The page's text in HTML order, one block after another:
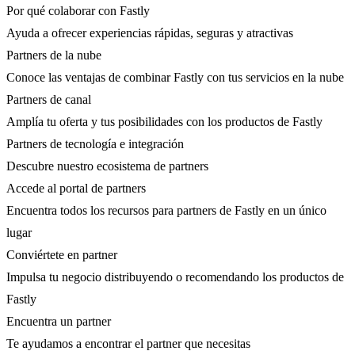
Por qué colaborar con Fastly
Ayuda a ofrecer experiencias rápidas, seguras y atractivas
Partners de la nube
Conoce las ventajas de combinar Fastly con tus servicios en la nube
Partners de canal
Amplía tu oferta y tus posibilidades con los productos de Fastly
Partners de tecnología e integración
Descubre nuestro ecosistema de partners
Accede al portal de partners
Encuentra todos los recursos para partners de Fastly en un único
lugar
Conviértete en partner
Impulsa tu negocio distribuyendo o recomendando los productos de
Fastly
Encuentra un partner
Te ayudamos a encontrar el partner que necesitas